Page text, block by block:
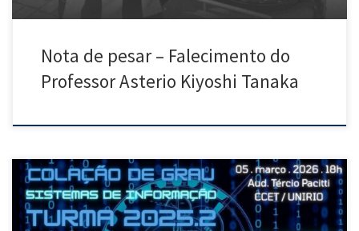
Nota de pesar – Falecimento do
Professor Asterio Kiyoshi Tanaka